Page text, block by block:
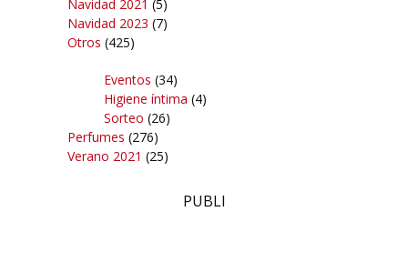
Navidad 2021 (5)
Navidad 2023 (7)
Otros (425)
Eventos (34)
Higiene íntima (4)
Sorteo (26)
Perfumes (276)
Verano 2021 (25)
PUBLI